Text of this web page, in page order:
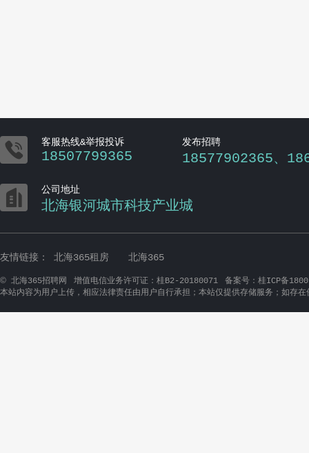
 客服热线&举报投诉
18507799365
发布招聘
18577902365、
 公司地址
北海银河城市科技产业城
友情链接： 北海365租房 北海365
© 北海365招聘网 增值电信业务许可证：桂B2-20180071
备案号：桂ICP备
本站内容为用户上传，相应法律责任由用户自行承担；本站仅提供存储服务；如存